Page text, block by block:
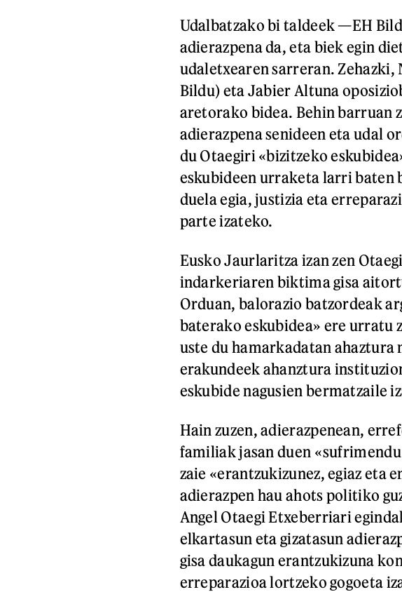
Udalbatzako bi taldeek —EH
adierazpena da, eta biek egin
udaletxearen sarreran.
Bildu) eta Jabier Altuna
aretorako bidea. Behin barruan
adierazpena senideen eta udal
du Otaegiri «bizitzeko
eskubideen urraketa larri baten
duela egia, justizia eta
parte izateko.
Eusko Jaurlaritza izan zen
indarkeriaren biktima gisa
Orduan, balorazio batzordeak
baterako eskubidea» ere urratu
uste du hamarkadatan ahaztura
erakundeek ahanztura
eskubide nagusien bermatzaile
Hain zuzen, adierazpenean,
familiak jasan duen
zaie «erantzukizunez, egiaz eta
adierazpen hau ahots politiko
Angel Otaegi Etxeberriari
elkartasun eta gizatasun
gisa daukagun erantzukizuna
erreparazioa lortzeko gogoeta